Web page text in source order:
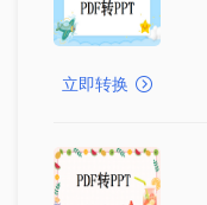
立即转换